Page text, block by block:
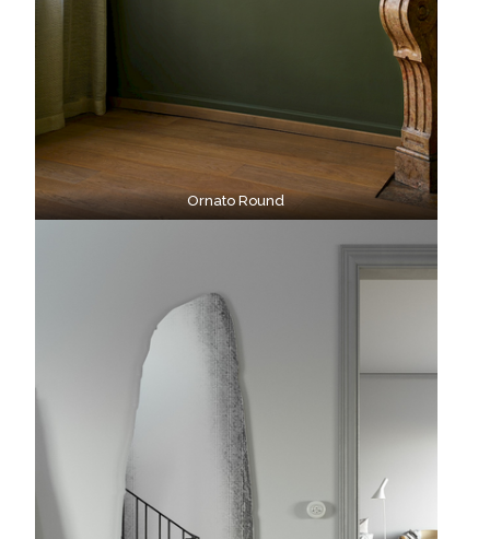
Ornato Round